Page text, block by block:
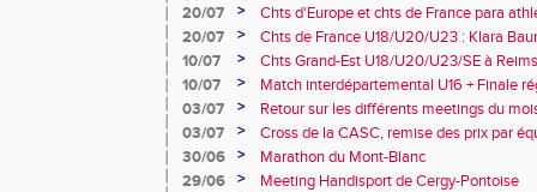
20/07
>
Chts d'Europe et chts de France para
champion d'Europe et multiples
20/07 >
Chts de France U18/U20/U23 : Klara
10e
10/07 >
Chts Grand-Est U18/U20/U23/SE à
10/07
>
Match interdépartemental U16 + Finale
Obernai
03/07 >
Retour sur les différents meetings du
03/07
>
Cross de la CASC, remise des prix par
collèges
30/06 >
Marathon du Mont-Blanc
29/06
>
Meeting Handisport de Cergy-Pontoise